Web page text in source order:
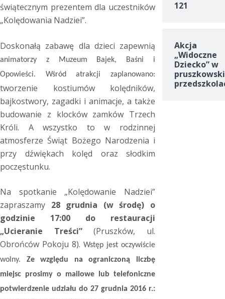
świątecznym prezentem dla uczestników
„Kolędowania Nadziei”.
Doskonałą zabawę dla dzieci zapewnią
animatorzy z Muzeum Bajek, Baśni i
Opowieści. Wśród atrakcji zaplanowano:
tworzenie kostiumów kolędników,
bajkostwory, zagadki i animacje, a także
budowanie z klocków zamków Trzech
Króli. A wszystko to w rodzinnej
atmosferze Świąt Bożego Narodzenia i
przy dźwiękach kolęd oraz słodkim
poczęstunku.
Na spotkanie „Kolędowanie Nadziei”
zapraszamy 28 grudnia (w środę) o
godzinie 17:00 do restauracji
„Ucieranie Treści”(Pruszków, ul.
Obrońców Pokoju 8).Wstęp jest oczywiście
wolny. Ze względu na ograniczoną liczbę
miejsc prosimy o mailowe lub telefoniczne
potwierdzenie udziału do 27 grudnia 2016 r.:
121
Akcja
„Widoczne
Dziecko” w